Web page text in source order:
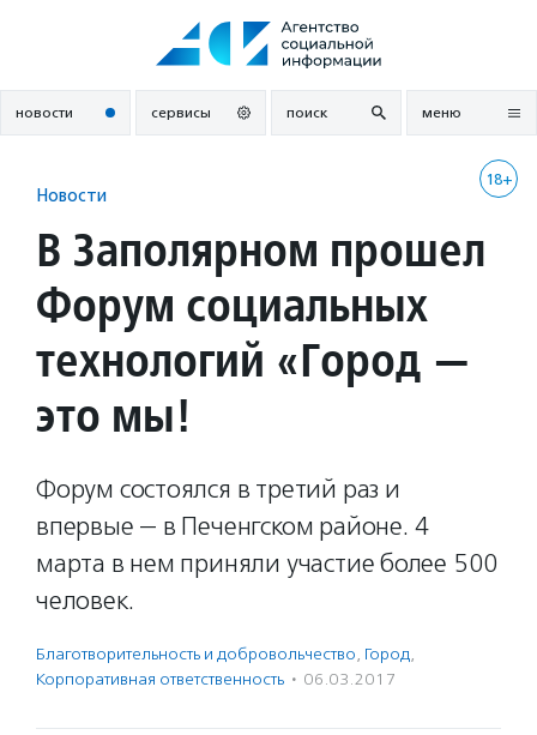
новости сервисы поиск меню
18+
Новости
В Заполярном прошел
Форум социальных
технологий «Город —
это мы!
Форум состоялся в третий раз и
впервые — в Печенгском районе. 4
марта в нем приняли участие более 500
человек.
Благотвори­тель­ность и доброволь­чест­во, Город,
Корпоративная ответственность · 06.03.2017